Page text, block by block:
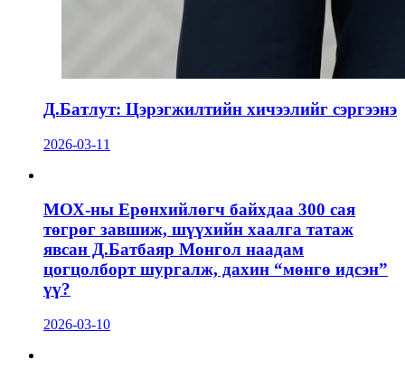
Д.Батлут: Цэрэгжилтийн хичээлийг сэргээнэ
2026-03-11
МОХ-ны Ерөнхийлөгч байхдаа 300 сая
төгрөг завшиж, шүүхийн хаалга татаж
явсан Д.Батбаяр Монгол наадам
цогцолборт шургалж, дахин “мөнгө идсэн”
үү?
2026-03-10